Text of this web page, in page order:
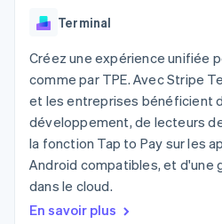
personne
Authorization
Boost
Acceptation
optimisée
Link
Paiements
accélérés
Financial
Connections
Comptes
associés
Entreprises
Économie des
créateurs
Jeux
Hôtellerie,
loisirs
divertissements
agents
Ressources
Intégrations
Blog des
Stripe Press
Contact
Contacter
Terminal
Créez une expérience unifiée
comme par TPE. Avec Stripe
et les entreprises bénéficient
développement, de lecteurs
la fonction Tap to Pay sur les
Android compatibles, et d'une
dans le cloud.
En savoir plus